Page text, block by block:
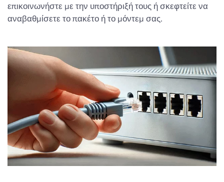
επικοινωνήστε με την υποστήριξή τους ή σκεφτείτε να
αναβαθμίσετε το πακέτο ή το μόντεμ σας.